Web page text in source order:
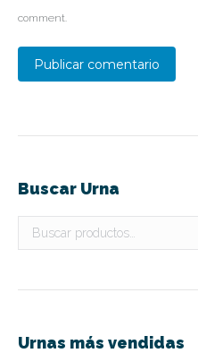
comment.
Publicar comentario
Buscar Urna
Urnas más vendidas